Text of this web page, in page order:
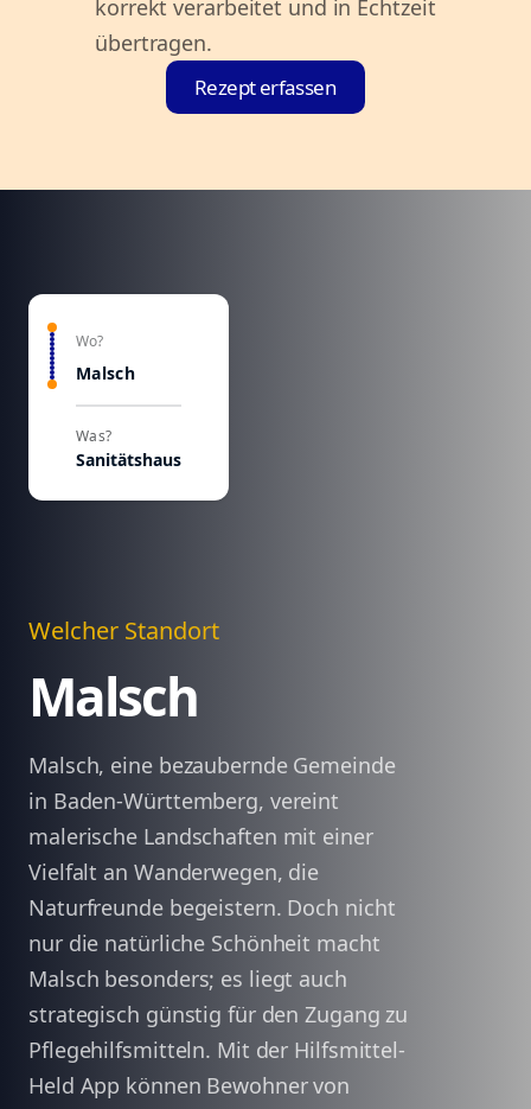
korrekt verarbeitet und in Echtzeit
übertragen.
Rezept erfassen
Wo?
Malsch
Was?
Sanitätshaus
Welcher Standort
Malsch
Malsch, eine bezaubernde Gemeinde
in Baden-Württemberg, vereint
malerische Landschaften mit einer
Vielfalt an Wanderwegen, die
Naturfreunde begeistern. Doch nicht
nur die natürliche Schönheit macht
Malsch besonders; es liegt auch
strategisch günstig für den Zugang zu
Pflegehilfsmitteln. Mit der Hilfsmittel-
Held App können Bewohner von